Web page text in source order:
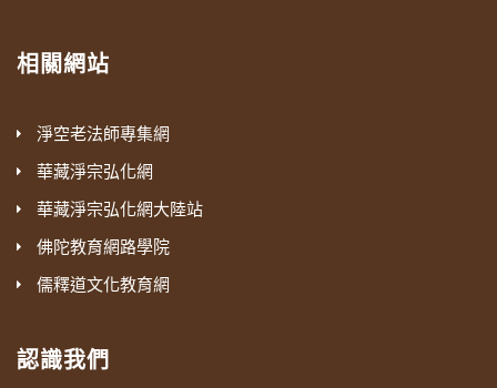
相關網站
淨空老法師專集網
華藏淨宗弘化網
華藏淨宗弘化網大陸站
佛陀教育網路學院
儒釋道文化教育網
認識我們